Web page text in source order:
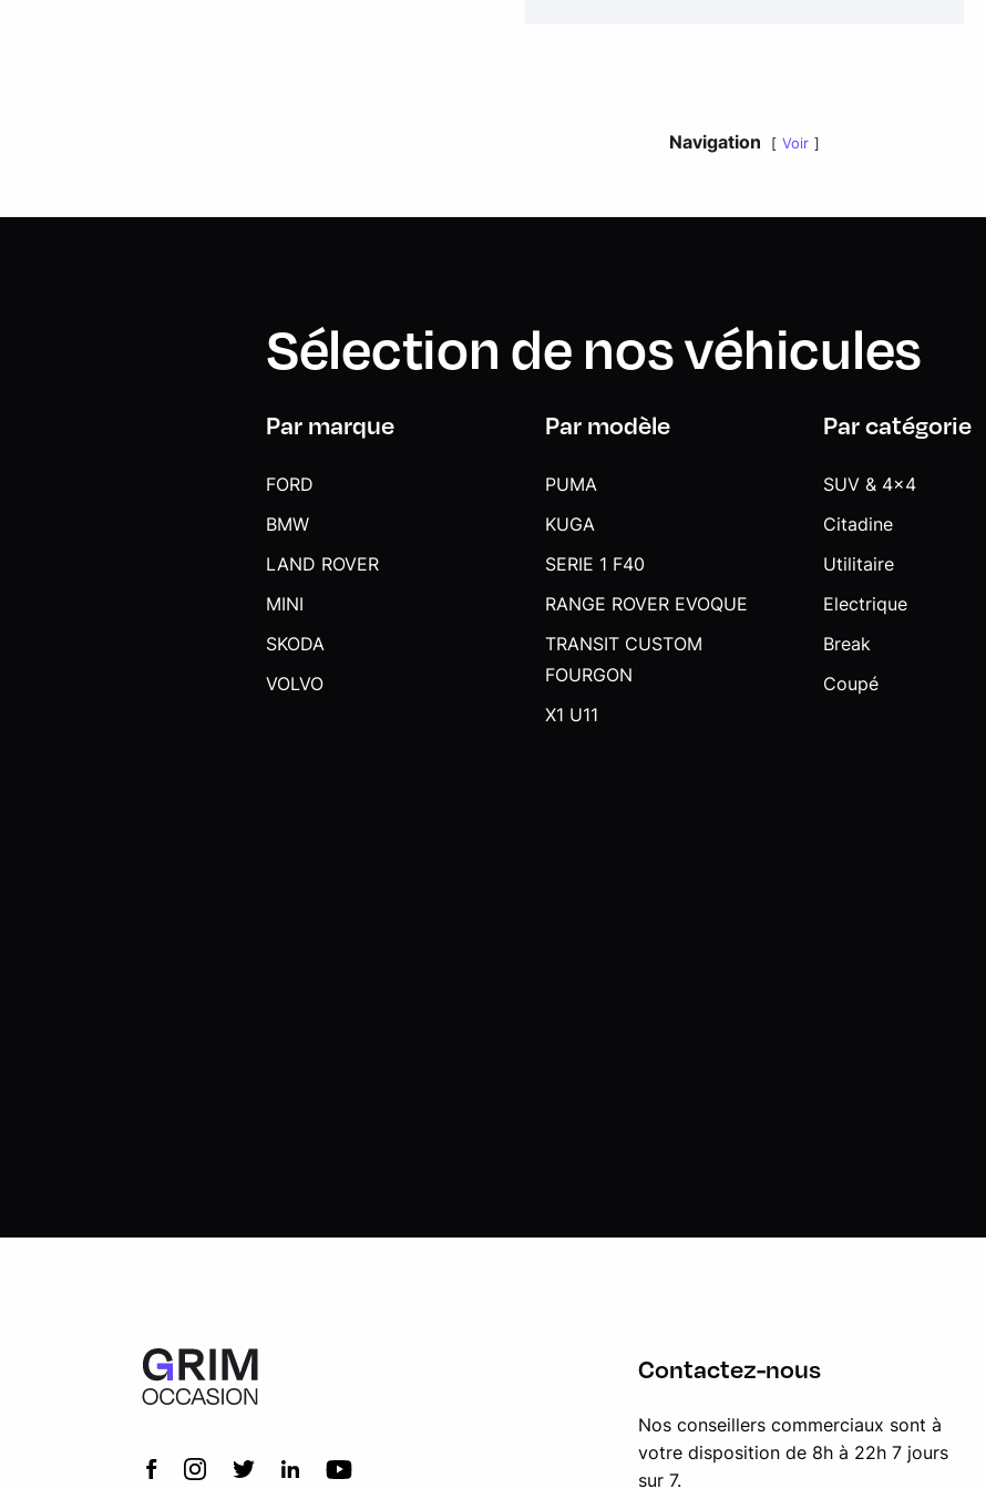
Navigation Voir
Sélection de nos véhicules
Par marque
FORD
BMW
LAND ROVER
MINI
SKODA
VOLVO
Par modèle
PUMA
KUGA
SERIE 1 F40
RANGE ROVER EVOQUE
TRANSIT CUSTOM
FOURGON
X1 U11
Par catégorie
SUV & 4x4
Citadine
Utilitaire
Electrique
Break
Coupé
Contactez-nous
Nos conseillers commerciaux sont à
votre disposition de 8h à 22h 7 jours
sur 7.